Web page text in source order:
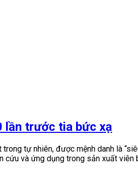
lần trước tia bức xạ
tự nhiên, được mệnh danh là
cứu và ứng dụng trong sản xuất